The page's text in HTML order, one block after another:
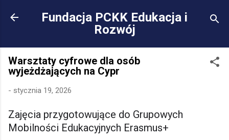
Przejdź do głównej
Fundacja PCKK Edukacja i
Rozwój
Warsztaty cyfrowe dla osób
wyjeżdżających na Cypr
- stycznia 19, 2026
Zajęcia przygotowujące do Grupowych
Mobilności Edukacyjnych Erasmus+